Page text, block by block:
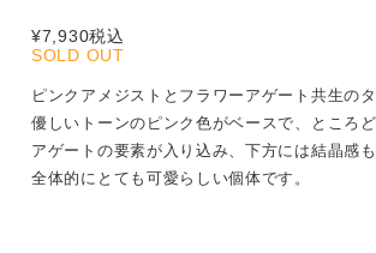
¥7,930税込
SOLD OUT
ピンクアメジストとフラワーアゲート共生のタ
優しいトーンのピンク色がベースで、ところ
アゲートの要素が入り込み、下方には結晶感も
全体的にとても可愛らしい個体です。